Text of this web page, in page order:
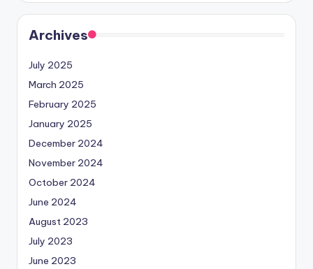
Archives
July 2025
March 2025
February 2025
January 2025
December 2024
November 2024
October 2024
June 2024
August 2023
July 2023
June 2023